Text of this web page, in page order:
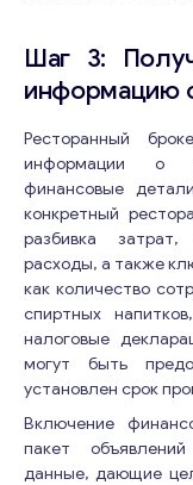
Шаг 3:
информацию
Ресторанный
информации о
финансовые
конкретный
разбивка
расходы, а также
как количество
спиртных
налоговые
могут быть
установлен срок
Включение
пакет
данные, дающие